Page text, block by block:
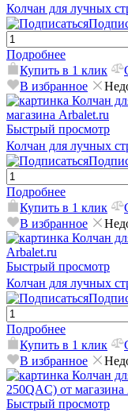
Колчан для лучных
Подробнее
Купить в 1 клик
В избранное
Быстрый просмотр
Колчан для лучных
Подробнее
Купить в 1 клик
В избранное
Быстрый просмотр
Колчан для лучных
Подробнее
Купить в 1 клик
В избранное
Быстрый просмотр